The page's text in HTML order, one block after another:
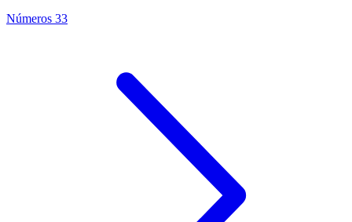
Números 33